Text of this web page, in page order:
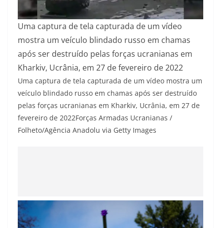
Uma captura de tela capturada de um vídeo
mostra um veículo blindado russo em chamas
após ser destruído pelas forças ucranianas em
Kharkiv, Ucrânia, em 27 de fevereiro de 2022
Uma captura de tela capturada de um vídeo mostra um
veículo blindado russo em chamas após ser destruído
pelas forças ucranianas em Kharkiv, Ucrânia, em 27 de
fevereiro de 2022Forças Armadas Ucranianas /
Folheto/Agência Anadolu via Getty Images